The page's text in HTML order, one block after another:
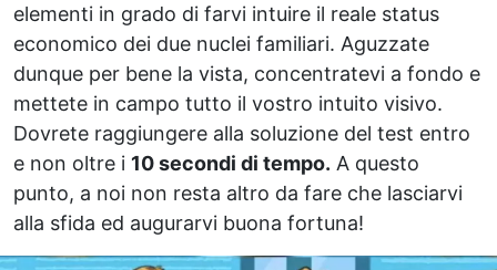
elementi in grado di farvi intuire il reale status
economico dei due nuclei familiari. Aguzzate
dunque per bene la vista, concentratevi a fondo e
mettete in campo tutto il vostro intuito visivo.
Dovrete raggiungere alla soluzione del test entro
e non oltre i 10 secondi di tempo. A questo
punto, a noi non resta altro da fare che lasciarvi
alla sfida ed augurarvi buona fortuna!